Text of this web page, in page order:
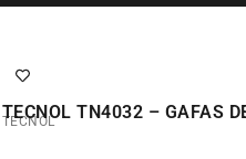
TECNOL TN4032 – GAFAS
TECNOL